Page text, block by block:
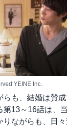
YEINE Inc.
らも、結婚は賛
第13～16話は、
りながらも、日